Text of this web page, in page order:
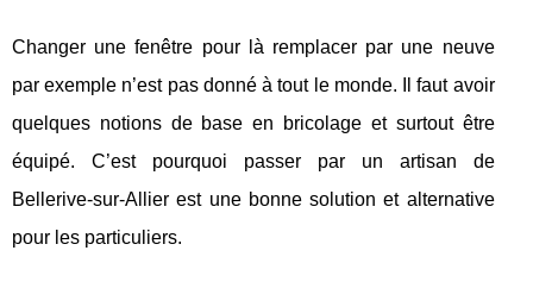
Changer une fenêtre pour là remplacer par une neuve
par exemple n’est pas donné à tout le monde. Il faut avoir
quelques notions de base en bricolage et surtout être
équipé. C’est pourquoi passer par un artisan de
Bellerive-sur-Allier est une bonne solution et alternative
pour les particuliers.